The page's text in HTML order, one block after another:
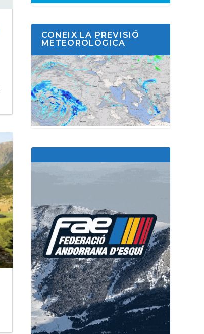
CONEIX LA PREVISIÓ
METEOROLÒGICA